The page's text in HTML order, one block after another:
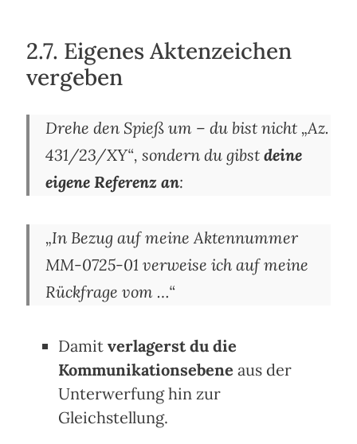
2.7. Eigenes Aktenzeichen
vergeben
Drehe den Spieß um – du bist nicht „Az.
431/23/XY“, sondern du gibstdeine
eigene Referenz an:
„In Bezug auf meine Aktennummer
MM-0725-01 verweise ich auf meine
Rückfrage vom …“
Damitverlagerst du die
Kommunikationsebene aus der
Unterwerfung hin zur
Gleichstellung.